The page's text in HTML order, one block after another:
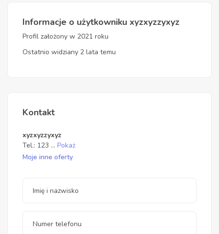
Informacje o użytkowniku xyzxyzzyxyz
Profil założony w 2021 roku
Ostatnio widziany 2 lata temu
Kontakt
xyzxyzzyxyz
Tel.: 123 ... Pokaż
Moje inne oferty